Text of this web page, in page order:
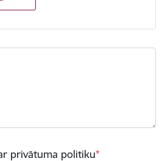
privātuma politiku